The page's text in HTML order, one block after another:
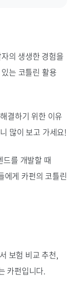
의 생생한 경험을
는 코틀린 활용
결하기 위한 이유
많이 보고 가세요!
드를 개발할 때
에게 카펀의 코틀린
보험 비교 추천,
카펀입니다.